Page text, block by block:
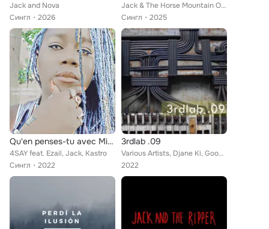
Jack and Nova
Сингл
2026
Jack & The Horse Mountain Orchestra
Сингл
2025
Qu'en penses-tu avec MissRain ?
4SAY feat. Ezail, Jack, Kastro
Сингл
2022
3rdlab .09
Various Artists, Djane Ki, Goomar, Kayo, Ena Eno, Saligo, Jack, Jash, Kari Tribble, Illektré, Dah Conectah, Oncle G
2022